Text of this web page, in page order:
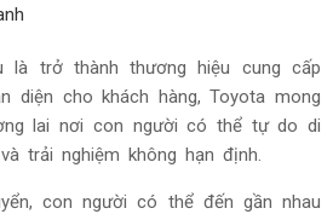
là trở thành thương hiệu cung cấp
diện cho khách hàng, Toyota mong
lai nơi con người có thể tự do di
trải nghiệm không hạn định.
con người có thể đến gần nhau